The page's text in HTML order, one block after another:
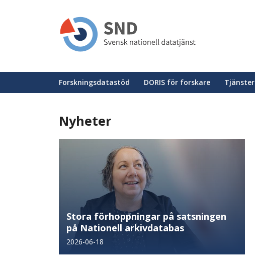
Huvudmeny
Forskningsdatastöd DORIS för forskare Tjänster
Nyheter
Stora förhoppningar på satsningen
på Nationell arkivdatabas
2026-06-18